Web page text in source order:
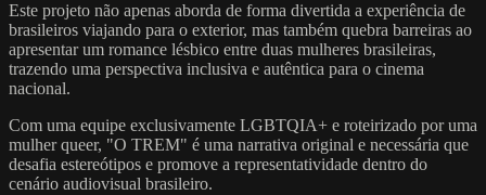
Este projeto não apenas aborda de forma divertida a experiência de
brasileiros viajando para o exterior, mas também quebra barreiras ao
apresentar um romance lésbico entre duas mulheres brasileiras,
trazendo uma perspectiva inclusiva e autêntica para o cinema
nacional.
Com uma equipe exclusivamente LGBTQIA+ e roteirizado por uma
mulher queer, "O TREM" é uma narrativa original e necessária que
desafia estereótipos e promove a representatividade dentro do
cenário audiovisual brasileiro.